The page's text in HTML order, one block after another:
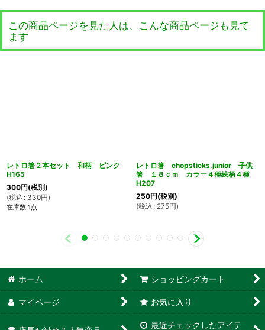
この商品ページを見た人は、こんな商品ページも見て
ます
レトロ箸２本セット 和柄 ピンク
H165
300円(税別)
(税込 : 330円)
在庫数 1点
レトロ箸 chopsticks.junior 子供
箸 １８ｃｍ カラー４種絵柄４種
H207
250円(税別)
(税込 : 275円)
ホーム ショッピングカート
マイページ お気に入り
最近チェックしたアイテ